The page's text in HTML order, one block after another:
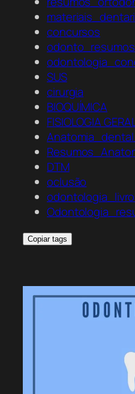
concursos
SUS
cirurgia
BIOQUÍMICA
FISIOLOGIA
DTM
oclusão
Copiar tags